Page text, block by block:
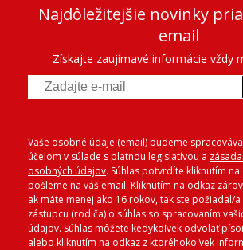
Najdôležitejšie novinky
email
Získajte zaujímavé informácie vždy
Vaše osobné údaje (email) budeme
účelom v súlade s platnou legislatívou a
osobných údajov. Súhlas potvrdíte kliknutím
pošleme na váš email. Kliknutím na odkaz
ak máte menej ako 16 rokov, tak ste požiadal/
zástupcu (rodiča) o súhlas so spracovaním
údajov. Súhlas môžete kedykoľvek odvolať
alebo kliknutím na odkaz z ktoréhokoľvek